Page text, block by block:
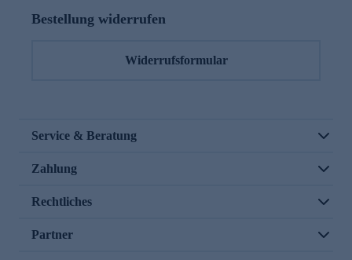
Bestellung widerrufen
Widerrufsformular
Service & Beratung
Zahlung
Rechtliches
Partner